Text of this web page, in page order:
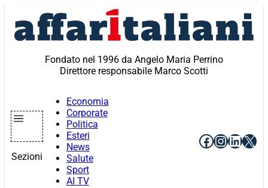
contenuto
Fondato nel 1996 da Angelo Maria Perrino
Direttore responsabile Marco Scotti
Sezioni
Economia
Corporate
Politica
Esteri
News
Salute
Sport
AI TV
Facebook
X